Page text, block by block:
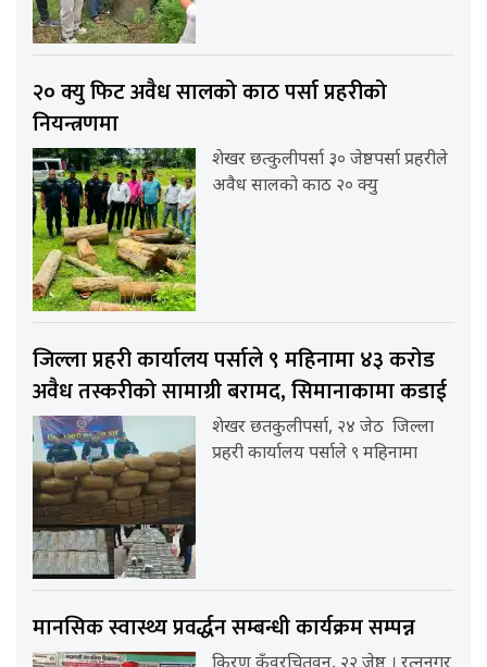
२० क्यु फिट अवैध सालको काठ पर्सा प्रहरीको
नियन्त्रणमा
शेखर छत्कुलीपर्सा ३० जेष्ठपर्सा प्रहरीले
अवैध सालको काठ २० क्यु
जिल्ला प्रहरी कार्यालय पर्साले ९ महिनामा ४३ करोड
अवैध तस्करीको सामाग्री बरामद, सिमानाकामा कडाई
शेखर छतकुलीपर्सा, २४ जेठ जिल्ला
प्रहरी कार्यालय पर्साले ९ महिनामा
मानसिक स्वास्थ्य प्रवर्द्धन सम्बन्धी कार्यक्रम सम्पन्न